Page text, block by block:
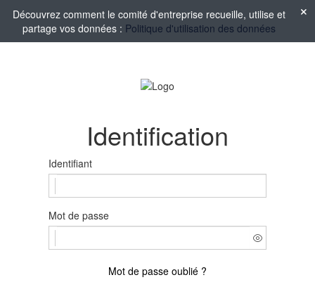
Découvrez comment le comité d'entreprise recueille, utilise et
partage vos données : Politique d'utilisation des données
Identification
Identifiant
Mot de passe
Mot de passe oublié ?